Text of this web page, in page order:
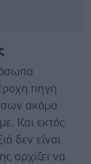
πηγή
ακόμα
Και εκτός
δεν είναι
αρχίζει να